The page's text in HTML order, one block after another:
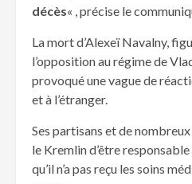
décès« , précise le
La mort d’Alexeï Navalny,
l’opposition au régime de
provoqué une vague de
et à l’étranger.
Ses partisans et de
le Kremlin d’être
qu’il n’a pas reçu les soins